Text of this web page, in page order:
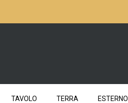
TAVOLO TERRA ESTERNO